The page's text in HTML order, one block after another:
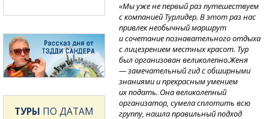
«Мы уже не первый раз путешествуем
с компанией Турлидер. В этот раз нас
привлек необычный маршрут
и сочетание познавательного отдыха
с лицезрением местных красот. Тур
был организован великолепно.Женя
— замечательный гид с обширными
знаниями и прекрасным умением
их подать. Она великолепный
организатор, сумела сплотить всю
группу, нашла правильный подход
ТУРЫ ПО ДАТАМ